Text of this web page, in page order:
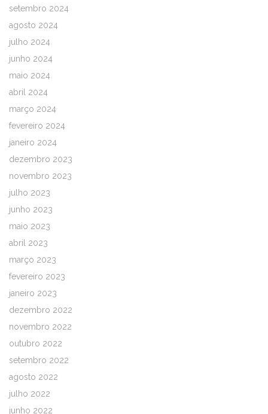
setembro 2024
agosto 2024
julho 2024
junho 2024
maio 2024
abril 2024
março 2024
fevereiro 2024
janeiro 2024
dezembro 2023
novembro 2023
julho 2023
junho 2023
maio 2023
abril 2023
março 2023
fevereiro 2023
janeiro 2023
dezembro 2022
novembro 2022
outubro 2022
setembro 2022
agosto 2022
julho 2022
junho 2022